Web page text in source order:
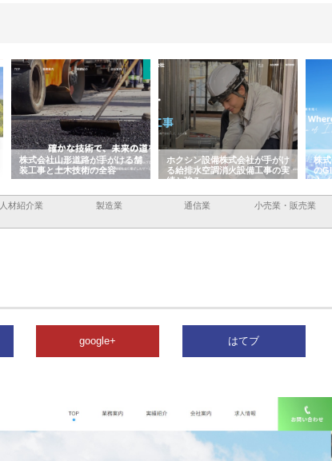
ホクシン設備株式会社が手がけ
る給排水空調消火設備工事の実
績と強み
株式会社東京シー・エム・シー
のGISインフラ管理システム導
入メリット
由
人材紹介業 製造業 通信業 小売業・販売業
google+ はてブ